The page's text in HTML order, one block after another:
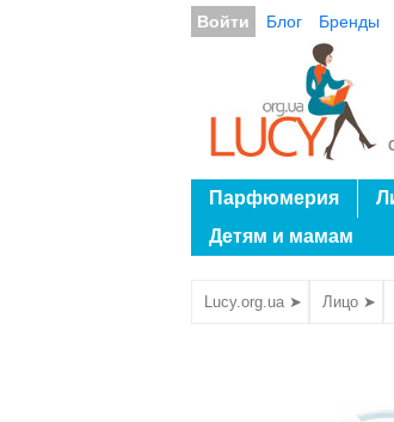
Войти Блог Бренды
Парфюмерия
Детям и мамам
Lucy.org.ua ➤ Лицо ➤